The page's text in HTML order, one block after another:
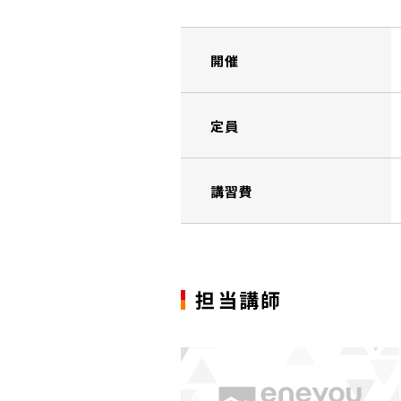
開催
定員
講習費
担当講師